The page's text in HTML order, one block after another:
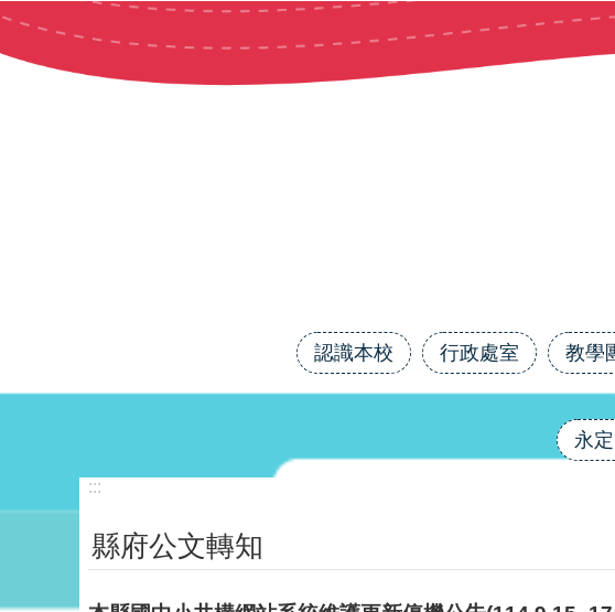
跳到主要內容區塊
認識本校 行政處室 教學
永
:::
縣府公文轉知